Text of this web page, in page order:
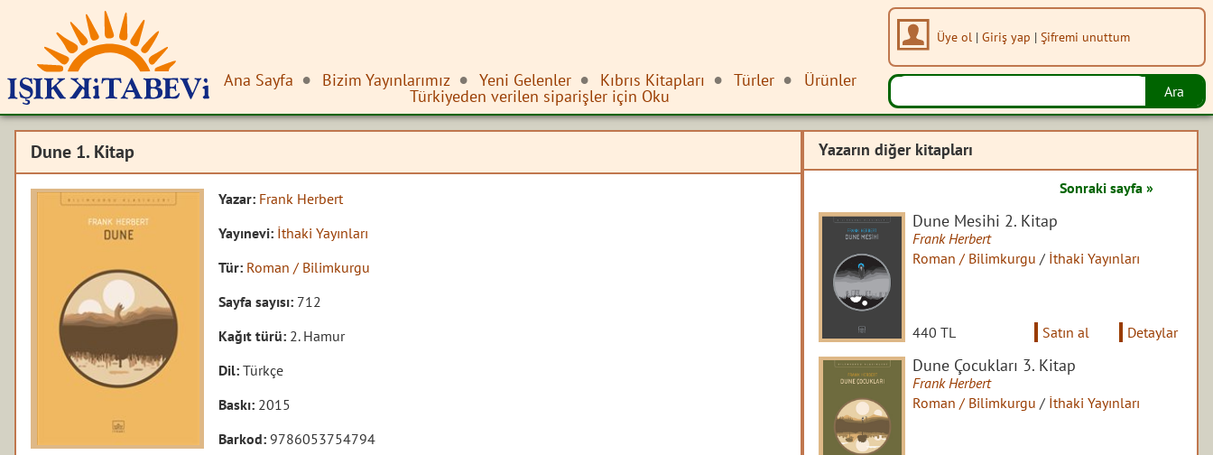
Ana Sayfa Bizim Yayınlarımız Yeni Gelenler Kıbrıs Kitapları Türler Ürünler
Türkiyeden verilen siparişler için Oku
Üye ol | Giriş yap | Şifremi unuttum
Dune 1. Kitap
Yazar: Frank Herbert
Yayınevi: İthaki Yayınları
Tür: Roman / Bilimkurgu
Sayfa sayısı: 712
Kağıt türü: 2. Hamur
Dil:Türkçe
Baskı: 2015
Barkod:9786053754794
Yazarın diğer kitapları
Sonraki sayfa »
Dune Mesihi 2. Kitap
Frank Herbert
Roman / Bilimkurgu / İthaki Yayınları
440 TL Satın al Detaylar
Dune Çocukları 3. Kitap
Frank Herbert
Roman / Bilimkurgu / İthaki Yayınları